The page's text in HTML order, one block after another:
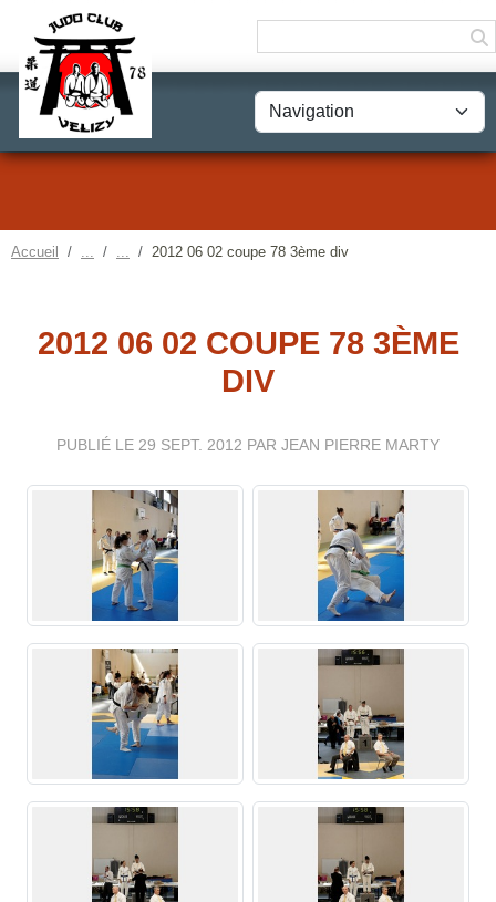
Accueil 2012 06 02 coupe 78 3ème div
2012 06 02 COUPE 78 3ÈME
DIV
PUBLIÉ LE 29 SEPT. 2012 PAR JEAN PIERRE MARTY
Panneau de gestion des cookies